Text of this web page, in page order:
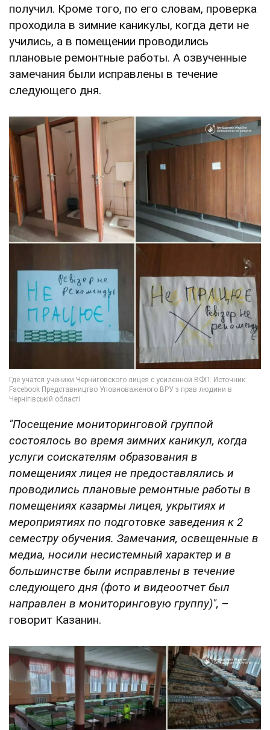
получил. Кроме того, по его словам, проверка
проходила в зимние каникулы, когда дети не
учились, а в помещении проводились
плановые ремонтные работы. А озвученные
замечания были исправлены в течение
следующего дня.
"Посещение мониторинговой группой
состоялось во время зимних каникул, когда
услуги соискателям образования в
помещениях лицея не предоставлялись и
проводились плановые ремонтные работы в
помещениях казармы лицея, укрытиях и
мероприятиях по подготовке заведения к 2
семестру обучения. Замечания, освещенные в
медиа, носили несистемный характер и в
большинстве были исправлены в течение
следующего дня (фото и видеоотчет был
направлен в мониторинговую группу)", –
говорит Казанин.